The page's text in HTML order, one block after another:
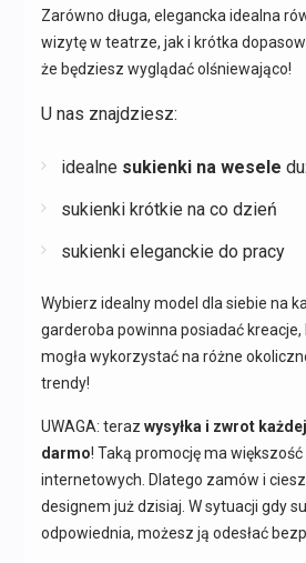
Zarówno długa, elegancka idealna
wizytę w teatrze, jak i krótka
że będziesz wyglądać olśniewająco!
U nas znajdziesz:
idealne sukienki na wesele
sukienki krótkie na co dzień
sukienki eleganckie do pracy
Wybierz idealny model dla siebie na
garderoba powinna posiadać
mogła wykorzystać na różne
trendy!
UWAGA: teraz wysyłka i zwrot
darmo! Taką promocję ma
internetowych. Dlatego zamów i
designem już dzisiaj. W sytuacji gdy
odpowiednia, możesz ją odesłać